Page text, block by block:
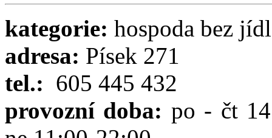
kategorie: hospoda bez
adresa: Písek 271
tel.: 605 445 432
provozní doba: po - čt